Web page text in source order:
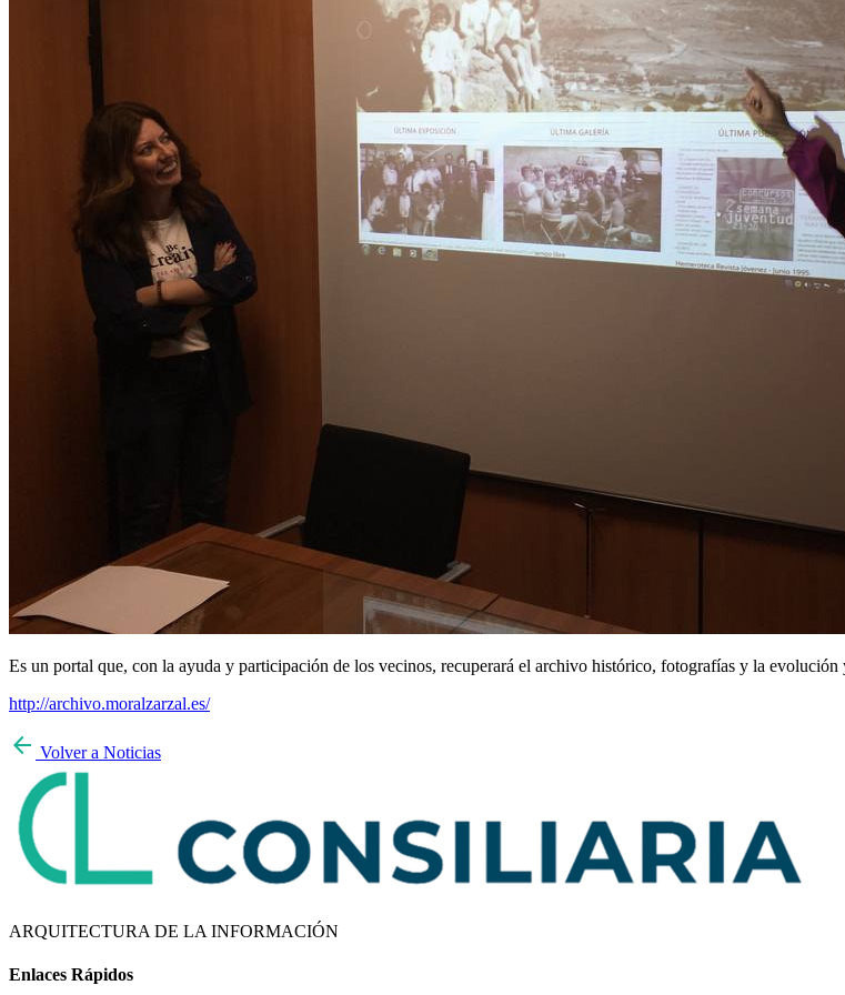
Es un portal que, con la ayuda y participación de los vecinos, recuperará el archivo histórico, fotografías y la
http://archivo.moralzarzal.es/
arrow_back Volver a Noticias
ARQUITECTURA DE LA INFORMACIÓN
Enlaces Rápidos